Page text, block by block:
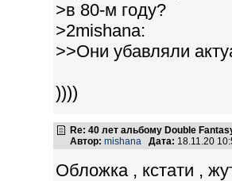
>в 80-м году?
>2mishana:
>>Они убавляли
))))
Re: 40 лет альбому Double
Автор: mishana Дата: 18.11.20
Обложка , кстати ,